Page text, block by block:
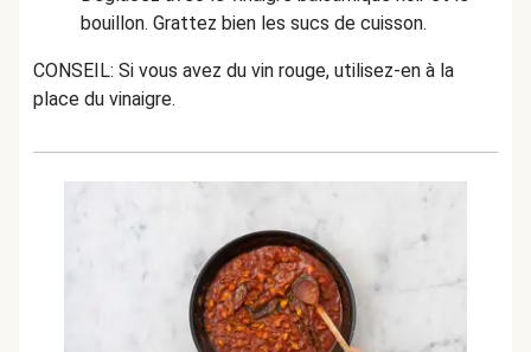
bouillon. Grattez bien les sucs de cuisson.
CONSEIL: Si vous avez du vin rouge, utilisez-en à la
place du vinaigre.